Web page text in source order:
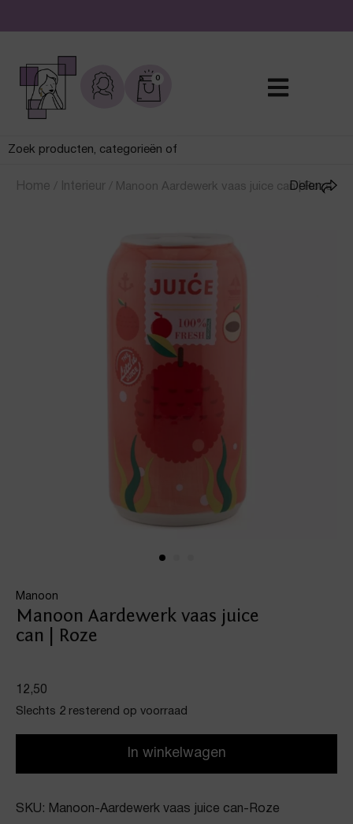
De leukste sieraden online en in de winkel
0
Home / Interieur / Manoon Aardewerk vaas juice can | Roze
Manoon
Manoon Aardewerk vaas juice
can | Roze
Delen
12,50
Slechts 2 resterend op voorraad
In winkelwagen
SKU: Manoon-Aardewerk vaas juice can-Roze